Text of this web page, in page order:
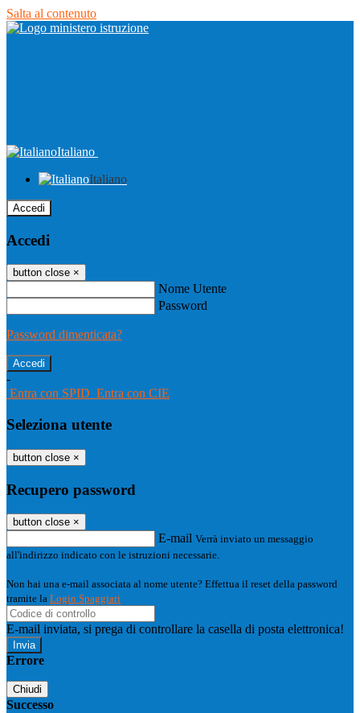
Salta al contenuto
Italiano
Italiano
Accedi
Accedi
button close ×
Nome Utente
Password
Password dimenticata?
-
Entra con SPID Entra con CIE
Seleziona utente
button close ×
Recupero password
button close ×
E-mail Verrà inviato un messaggio
all'indirizzo indicato con le istruzioni necessarie.
Non hai una e-mail associata al nome utente? Effettua il reset della password
tramite la Login Spaggiari
E-mail inviata, si prega di controllare la casella di posta elettronica!
Errore
Chiudi
Successo